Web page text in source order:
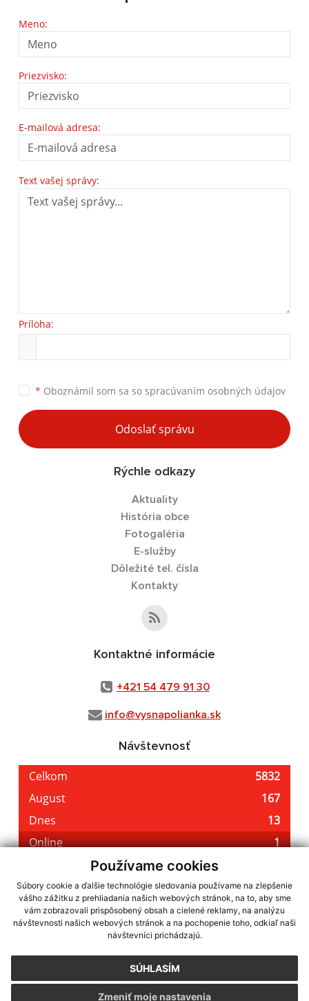
Používame cookies
Súbory cookie a ďalšie technológie sledovania používame na zlepšenie
vášho zážitku z prehliadania našich webových stránok, na to, aby sme
vám zobrazovali prispôsobený obsah a cielené reklamy, na analýzu
návštevnosti našich webových stránok a na pochopenie toho, odkiaľ naši
návštevníci prichádzajú.
SÚHLASÍM
Zmeniť moje nastavenia
Meno:
Priezvisko:
E-mailová adresa:
Text vašej správy:
Príloha:
* Oboznámil som sa so spracúvaním osobných údajov
Odoslať správu
Rýchle odkazy
Aktuality
História obce
Fotogaléria
E-služby
Dôležité tel. čísla
Kontakty
Kontaktné informácie
+421 54 479 91 30
info@vysnapolianka.sk
Návštevnosť
využite možnosť získavania aktuálnych informácií s využitím RSS
CMS systém (redakčný) systém ECHELON 2,Mapa stránok,web portál
webex.digital, s.r.o.,domény,registrácia domény
Posledná aktualizácia:02.08.2026